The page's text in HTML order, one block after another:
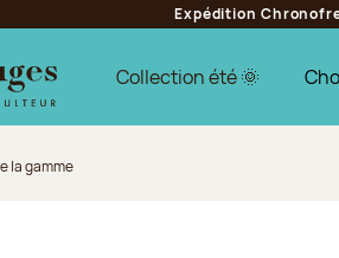
Expédition
Collection été 🌞
la gamme